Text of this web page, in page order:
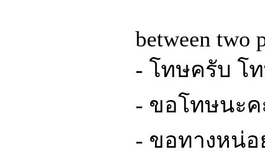
between two
- โทษครับ โ
- ขอโทษนะค
- ขอทางหน่